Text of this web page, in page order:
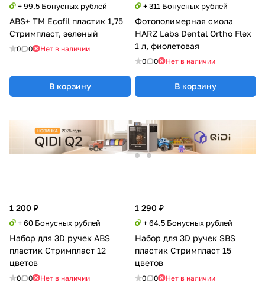
+ 99.5 Бонусных рублей
ABS+ TM Ecofil пластик 1,75
Стримпласт, зеленый
0 0 Нет в наличии
В корзину
+ 311 Бонусных рублей
Фотополимерная смола
HARZ Labs Dental Ortho Flex
1 л, фиолетовая
0 0 Нет в наличии
В корзину
1 200 ₽
+ 60 Бонусных рублей
Набор для 3D ручек ABS
пластик Стримпласт 12
цветов
0 0 Нет в наличии
1 290 ₽
+ 64.5 Бонусных рублей
Набор для 3D ручек SBS
пластик Стримпласт 15
цветов
0 0 Нет в наличии